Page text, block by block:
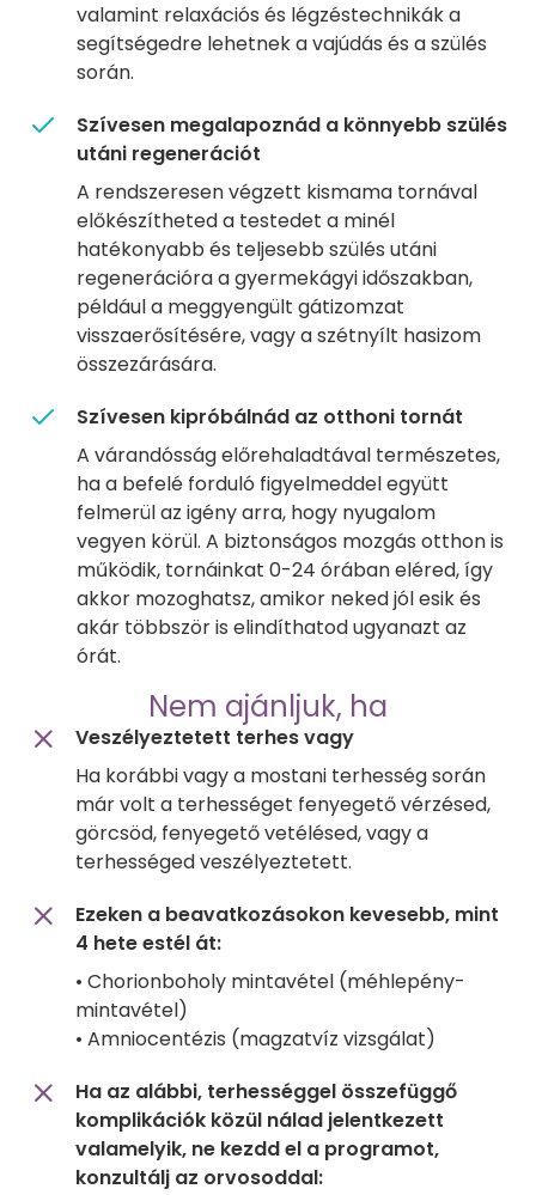
valamint relaxációs és légzéstechnikák a
segítségedre lehetnek a vajúdás és a szülés
során.
Szívesen megalapoznád a könnyebb szülés
utáni regenerációt
A rendszeresen végzett kismama tornával
előkészítheted a testedet a minél
hatékonyabb és teljesebb szülés utáni
regenerációra a gyermekágyi időszakban,
például a meggyengült gátizomzat
visszaerősítésére, vagy a szétnyílt hasizom
összezárására.
Szívesen kipróbálnád az otthoni tornát
A várandósság előrehaladtával természetes,
ha a befelé forduló figyelmeddel együtt
felmerül az igény arra, hogy nyugalom
vegyen körül. A biztonságos mozgás otthon is
működik, tornáinkat 0-24 órában eléred, így
akkor mozoghatsz, amikor neked jól esik és
akár többször is elindíthatod ugyanazt az
órát.
Nem ajánljuk, ha
Veszélyeztetett terhes vagy
Ha korábbi vagy a mostani terhesség során
már volt a terhességet fenyegető vérzésed,
görcsöd, fenyegető vetélésed, vagy a
terhességed veszélyeztetett.
Ezeken a beavatkozásokon kevesebb, mint
4 hete estél át:
• Chorionboholy mintavétel (méhlepény-
mintavétel)
• Amniocentézis (magzatvíz vizsgálat)
Ha az alábbi, terhességgel összefüggő
komplikációk közül nálad jelentkezett
valamelyik, ne kezdd el a programot,
konzultálj az orvosoddal: